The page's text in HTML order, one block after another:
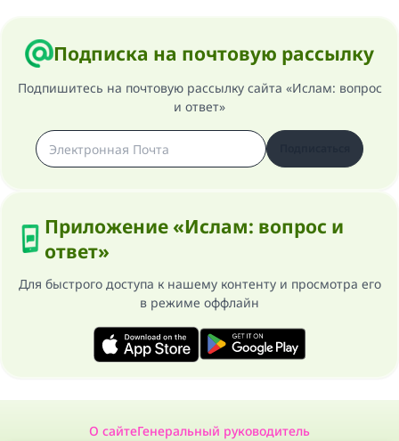
Подписка на почтовую рассылку
Подпишитесь на почтовую рассылку сайта «Ислам: вопрос
и ответ»
Приложение «Ислам: вопрос и
ответ»
Для быстрого доступа к нашему контенту и просмотра его
в режиме оффлайн
О сайтеГенеральный руководитель
брак.
Помогите нам предоставить ответы Умме
Посланник Аллаха, мир ему и
благословение, сказал:
«Указавшему на благое (полагается) такая
же награда как и совершившему его»